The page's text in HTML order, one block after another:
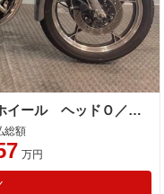
スズキ ＧＳ１０００ Ｅ キャストホイール ヘッドＯ／Ｈ済 エンジンガード
総額
万円